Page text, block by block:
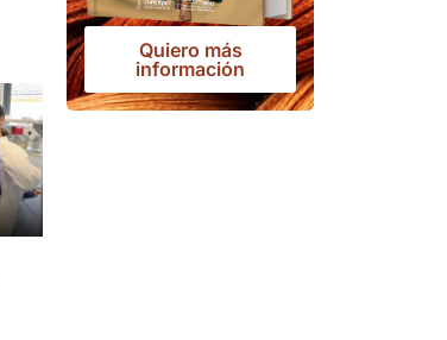
Quiero más
información